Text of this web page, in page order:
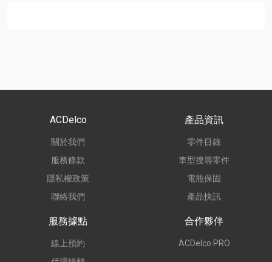
ACDelco
關於我們
服務條款
隱私權政策
聯絡我們
產品資訊
零件目錄
車型搜尋零件
電瓶保固
產品快訊
服務據點
線上預約
合作夥伴
ACDelco PRO